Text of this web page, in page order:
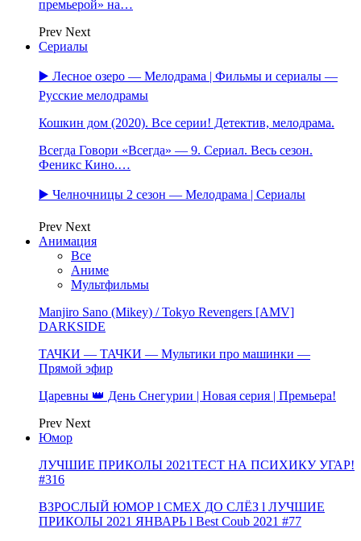
премьерой» на…
Prev Next
Сериалы
▶️ Лесное озеро — Мелодрама | Фильмы и сериалы —
Русские мелодрамы
Кошкин дом (2020). Все серии! Детектив, мелодрама.
Всегда Говори «Всегда» — 9. Сериал. Весь сезон.
Феникс Кино.…
▶️ Челночницы 2 сезон — Мелодрама | Сериалы
Prev Next
Анимация
Все
Аниме
Мультфильмы
Manjiro Sano (Mikey) / Tokyo Revengers [AMV]
DARKSIDE
ТАЧКИ — ТАЧКИ — Мультики про машинки —
Прямой эфир
Царевны 👑 День Снегурии | Новая серия | Премьера!
Prev Next
Юмор
ЛУЧШИЕ ПРИКОЛЫ 2021ТЕСТ НА ПСИХИКУ УГАР!
#316
ВЗРОСЛЫЙ ЮМОР l СМЕХ ДО СЛЁЗ l ЛУЧШИЕ
ПРИКОЛЫ 2021 ЯНВАРЬ l Best Coub 2021 #77